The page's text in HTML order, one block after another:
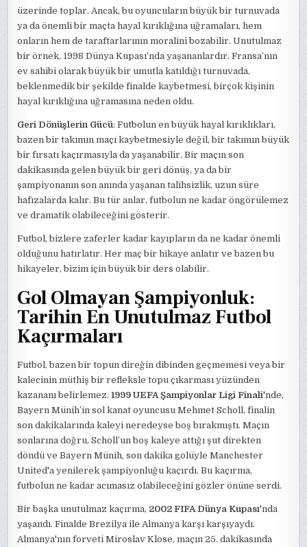
üzerinde toplar. Ancak, bu oyuncuların büyük bir turnuvada
ya da önemli bir maçta hayal kırıklığına uğramaları, hem
onların hem de taraftarlarının moralini bozabilir. Unutulmaz
bir örnek, 1998 Dünya Kupası’nda yaşananlardır. Fransa’nın
ev sahibi olarak büyük bir umutla katıldığı turnuvada,
beklenmedik bir şekilde finalde kaybetmesi, birçok kişinin
hayal kırıklığına uğramasına neden oldu.
Geri Dönüşlerin Gücü: Futbolun en büyük hayal kırıklıkları,
bazen bir takımın maçı kaybetmesiyle değil, bir takımın büyük
bir fırsatı kaçırmasıyla da yaşanabilir. Bir maçın son
dakikasında gelen büyük bir geri dönüş, ya da bir
şampiyonanın son anında yaşanan talihsizlik, uzun süre
hafızalarda kalır. Bu tür anlar, futbolun ne kadar öngörülemez
ve dramatik olabileceğini gösterir.
Futbol, bizlere zaferler kadar kayıpların da ne kadar önemli
olduğunu hatırlatır. Her maç bir hikaye anlatır ve bazen bu
hikayeler, bizim için büyük bir ders olabilir.
Gol Olmayan Şampiyonluk:
Tarihin En Unutulmaz Futbol
Kaçırmaları
Futbol, bazen bir topun direğin dibinden geçmemesi veya bir
kalecinin müthiş bir refleksle topu çıkarması yüzünden
kazananı belirlemez.1999 UEFA Şampiyonlar Ligi Finali'nde,
Bayern Münih’in sol kanat oyuncusu Mehmet Scholl, finalin
son dakikalarında kaleyi neredeyse boş bırakmıştı. Maçın
sonlarına doğru, Scholl’un boş kaleye attığı şut direkten
döndü ve Bayern Münih, son dakika golüyle Manchester
United'a yenilerek şampiyonluğu kaçırdı. Bu kaçırma,
futbolun ne kadar acımasız olabileceğini gözler önüne serdi.
Bir başka unutulmaz kaçırma, 2002 FIFA Dünya Kupası'nda
yaşandı. Finalde Brezilya ile Almanya karşı karşıyaydı.
Almanya'nın forveti Miroslav Klose, maçın 25. dakikasında